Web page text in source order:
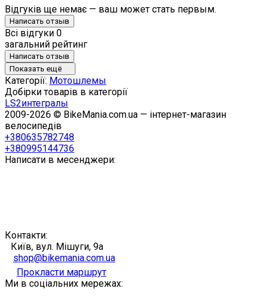
Відгуків ще немає — ваш может стать первым.
Написать отзыв
Всі відгуки 0
загальний рейтинг
Написать отзыв
Показать ещё
Категорії: Мотошлемы
Добірки товарів в категорії
LS2интегралы
2009-2026 © BikeMania.com.ua — інтернет-магазин
велосипедів
+380635782748
+380995144736
Написати в месенджери:
Контакти:
Київ, вул. Мішуги, 9а
shop@bikemania.com.ua
Прокласти маршрут
Ми в соціальних мережах: